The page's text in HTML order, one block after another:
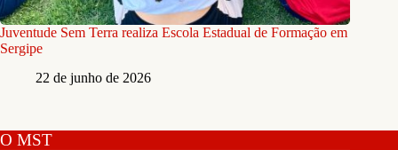
Juventude Sem Terra realiza Escola Estadual de Formação em
Sergipe
22 de junho de 2026
O MST